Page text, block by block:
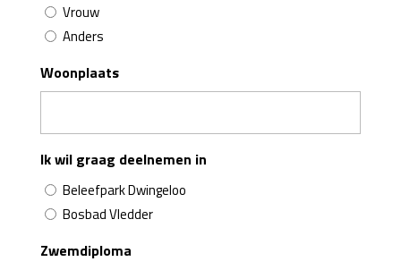
Vrouw
Anders
Woonplaats
Ik wil graag deelnemen in
Beleefpark Dwingeloo
Bosbad Vledder
Zwemdiploma